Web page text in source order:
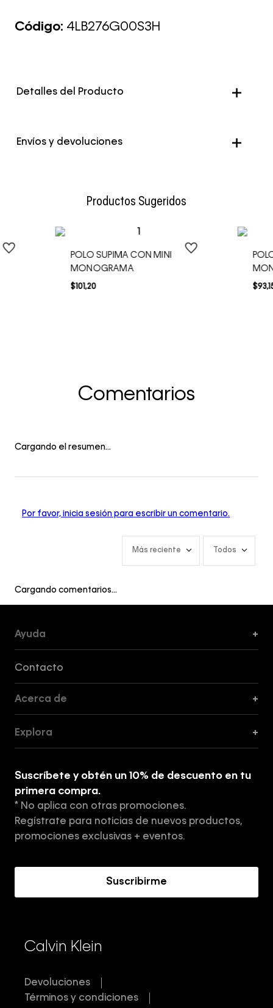
Código: 4LB276G00S3H
Detalles del Producto
Genero Hombre
Envíos y devoluciones
Productos Sugeridos
POLO SUPIMA CON MINI
MONOGRAMA
$101,20 $93,
Comentarios
Cargando el resumen…
Por favor, inicia sesión para escribir un comentario.
Más reciente Todos
Cargando comentarios…
Ayuda +
Contacto
Acerca de +
Tiendas
Aviso de privacidad
Términos y Condiciones
Explora +
Suscríbete y obtén un 10% de descuento en tu
primera compra.
* No aplica con otras promociones.
Regístrate para noticias de nuevos productos,
promociones exclusivas + eventos.
Suscribirme
Calvin Klein
Devoluciones
Términos y condiciones